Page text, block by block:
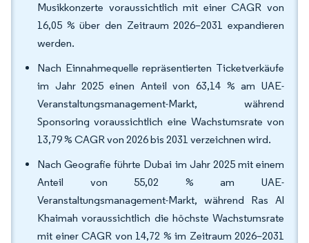
Musikkonzerte voraussichtlich mit einer CAGR von
16,05 % über den Zeitraum 2026–2031 expandieren
werden.
Nach Einnahmequelle repräsentierten Ticketverkäufe
im Jahr 2025 einen Anteil von 63,14 % am UAE-
Veranstaltungsmanagement-Markt, während
Sponsoring voraussichtlich eine Wachstumsrate von
13,79 % CAGR von 2026 bis 2031 verzeichnen wird.
Nach Geografie führte Dubai im Jahr 2025 mit einem
Anteil von 55,02 % am UAE-
Veranstaltungsmanagement-Markt, während Ras Al
Khaimah voraussichtlich die höchste Wachstumsrate
mit einer CAGR von 14,72 % im Zeitraum 2026–2031